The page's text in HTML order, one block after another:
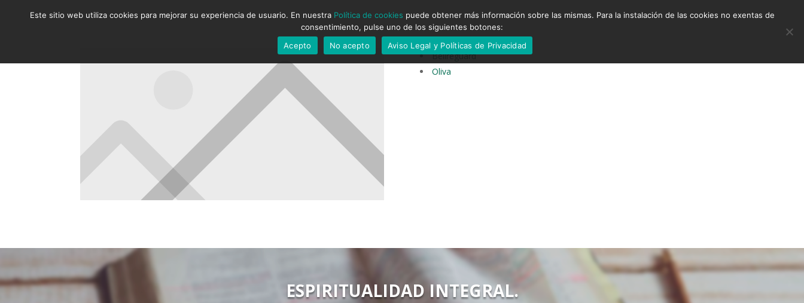
Bellreguard
Oliva
ESPIRITUALIDAD INTEGRAL.
Este sitio web utiliza cookies para mejorar su experiencia de usuario. En nuestra Política de cookies puede obtener más información sobre las mismas. Para la instalación de las cookies no exentas de
consentimiento, pulse uno de los siguientes botones:
Acepto
No acepto Aviso Legal y Políticas de Privacidad